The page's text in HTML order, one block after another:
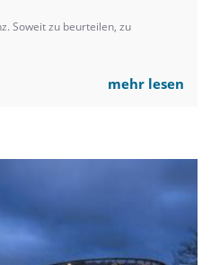
Soweit zu beurteilen, zu
mehr lesen